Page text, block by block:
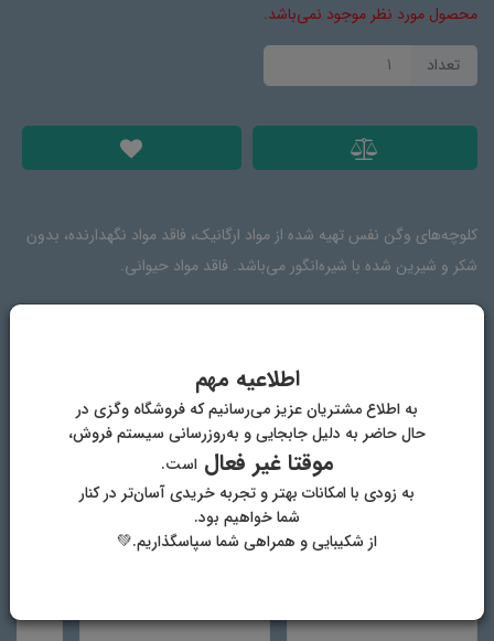
محصول مورد نظر موجود نمی‌باشد.
تعداد
کلوچه‌های وگن نفس تهیه شده از مواد ارگانیک، فاقد مواد نگهدارنده، بدون
شکر و شیرین شده با شیره‌انگور می‌باشد. فاقد مواد حیوانی.
دیدگاه‌ها
روغن ارده‌ی کنجد، شیره‌ی انگور ارگانیک، گتدم ارگانیک، ادویه و افزودنی‌های
طعم‌ها، کنجد و سیاه دانه
اطلاعیه مهم
به اطلاع مشتریان عزیز می‌رسانیم که فروشگاه وگزی در
حال حاضر به دلیل جابجایی و به‌روزرسانی سیستم فروش،
موقتا غیر فعالاست.
به زودی با امکانات بهتر و تجربه خریدی آسان‌تر در کنار
شما خواهیم بود.
از شکیبایی و همراهی شما سپاسگذاریم.💚